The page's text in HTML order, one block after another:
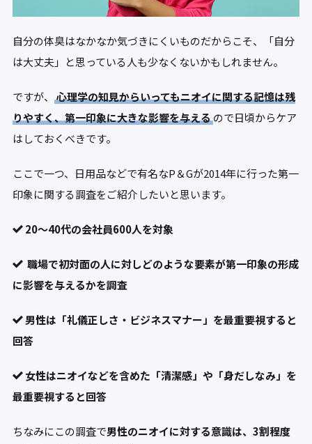
自分の体臭はなかなか気づきにくいものだからこそ、「自分
は大丈夫」と思っている人も少なくないかもしれません。
ですが、
心理学の知見からいってもニオイに関する記憶は残
りやすく、第一印象に大きな影響を与えるので日頃からケア
はしておくべきです。
ここで一つ、日用品などで有名なP＆Gが2014年に行った第一
印象に関する調査をご紹介したいと思います。
20～40代の会社員600人を対象
職場で初対面の人に対しどのような要素が第一印象の形成
に影響を与えるかを調査
男性は「礼儀正しさ・ビジネスマナー」を最重要視すると
回答
女性はニオイなどを含めた「清潔感」や「身だしなみ」を
最重要視すると回答
ちなみにこの調査で男性のニオイに対する意識は、3割程度